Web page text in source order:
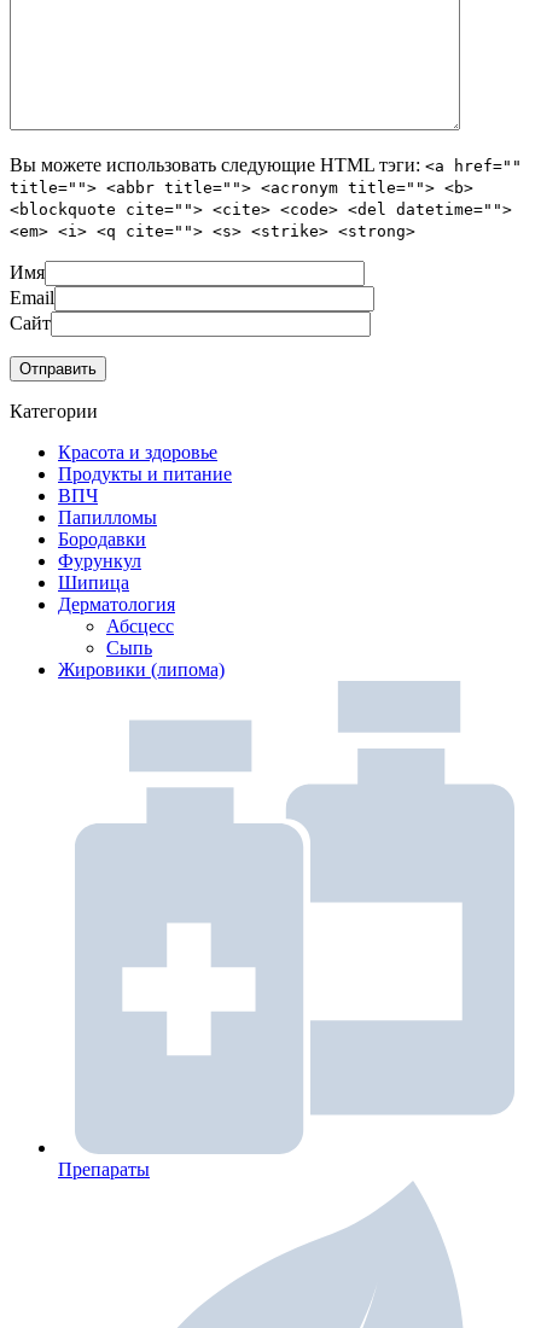
Вы можете использовать следующие HTML тэги: <a href=""
title=""> <abbr title=""> <acronym title=""> <b>
<blockquote cite=""> <cite> <code> <del datetime="">
<em> <i> <q cite=""> <s> <strike> <strong>
Имя
Email
Сайт
Категории
Красота и здоровье
Продукты и питание
ВПЧ
Папилломы
Бородавки
Фурункул
Шипица
Дерматология
Абсцесс
Сыпь
Жировики (липома)
Препараты